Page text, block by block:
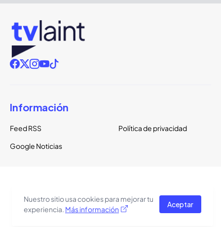
Información
Feed RSS
Política de privacidad
Google Noticias
Todos los derechos reservados.
El tema del sitio está basado en una plantilla de
Pro Blogger
Nuestro sitio usa cookies para mejorar tu
experiencia. Más información
Aceptar